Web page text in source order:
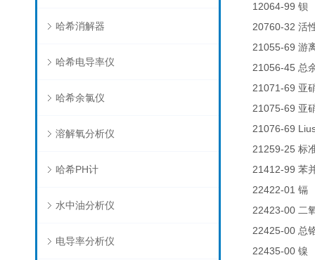
哈希消解器
哈希电导率仪
哈希余氯仪
溶解氧分析仪
哈希PH计
水中油分析仪
电导率分析仪
12064-99 钡
20760-32 活
21055-69 游
21056-45 总
21071-69 亚
21075-69 亚
21076-69
21259-25 标
21412-99 苯
22422-01 镉
22423-00 二
22425-00 总
22435-00 镍